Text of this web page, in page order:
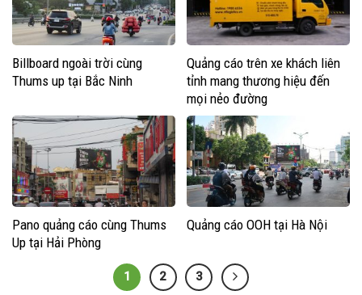
Billboard ngoài trời cùng
Thums up tại Bắc Ninh
Quảng cáo trên xe khách liên
tỉnh mang thương hiệu đến
mọi nẻo đường
Pano quảng cáo cùng Thums
Up tại Hải Phòng
Quảng cáo OOH tại Hà Nội
1 2 3